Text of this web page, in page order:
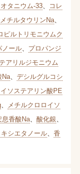
タニウム-33、
コレ
チルタウリンNa、
ピルトリモニウムク
ノール、 プロパンジ
アリルジモニウム
Na、 デシルグルコシ
イソステアリン酸PE
、
メチルクロロイソ
息香酸Na、 酸化銀
シエタノール、 香